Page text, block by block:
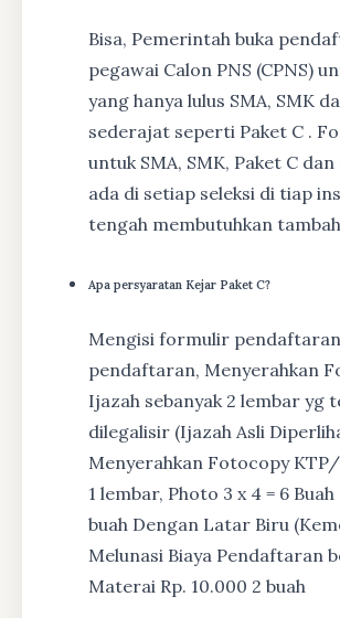
Bisa, Pemerintah buka
pegawai Calon PNS (CPNS)
yang hanya lulus SMA, SMK
sederajat seperti Paket C .
untuk SMA, SMK, Paket C
ada di setiap seleksi di tiap
tengah membutuhkan
Apa persyaratan Kejar Paket C?
Mengisi formulir
pendaftaran, Menyerahkan
Ijazah sebanyak 2 lembar yg
dilegalisir (Ijazah Asli
Menyerahkan Fotocopy
1 lembar, Photo 3 x 4 = 6 Buah
buah Dengan Latar Biru
Melunasi Biaya Pendaftaran
Materai Rp. 10.000 2 buah